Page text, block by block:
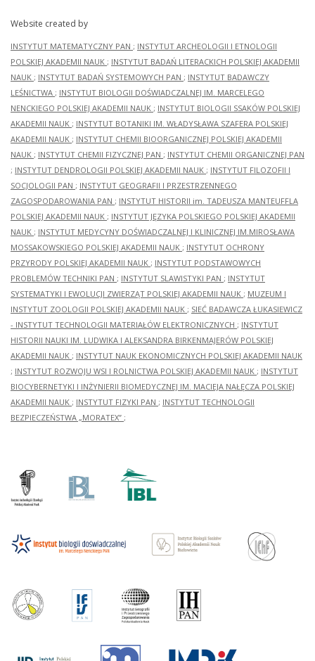
Website created by
INSTYTUT MATEMATYCZNY PAN ; INSTYTUT ARCHEOLOGII I ETNOLOGII
POLSKIEJ AKADEMII NAUK ; INSTYTUT BADAŃ LITERACKICH POLSKIEJ AKADEMII
NAUK ; INSTYTUT BADAŃ SYSTEMOWYCH PAN ; INSTYTUT BADAWCZY
LEŚNICTWA ; INSTYTUT BIOLOGII DOŚWIADCZALNEJ IM. MARCELEGO
NENCKIEGO POLSKIEJ AKADEMII NAUK ; INSTYTUT BIOLOGII SSAKÓW POLSKIEJ
AKADEMII NAUK ; INSTYTUT BOTANIKI IM. WŁADYSŁAWA SZAFERA POLSKIEJ
AKADEMII NAUK ; INSTYTUT CHEMII BIOORGANICZNEJ POLSKIEJ AKADEMII
NAUK ; INSTYTUT CHEMII FIZYCZNEJ PAN ; INSTYTUT CHEMII ORGANICZNEJ PAN
; INSTYTUT DENDROLOGII POLSKIEJ AKADEMII NAUK ; INSTYTUT FILOZOFII I
SOCJOLOGII PAN ; INSTYTUT GEOGRAFII I PRZESTRZENNEGO
ZAGOSPODAROWANIA PAN ; INSTYTUT HISTORII im. TADEUSZA MANTEUFFLA
POLSKIEJ AKADEMII NAUK ; INSTYTUT JĘZYKA POLSKIEGO POLSKIEJ AKADEMII
NAUK ; INSTYTUT MEDYCYNY DOŚWIADCZALNEJ I KLINICZNEJ IM.MIROSŁAWA
MOSSAKOWSKIEGO POLSKIEJ AKADEMII NAUK ; INSTYTUT OCHRONY
PRZYRODY POLSKIEJ AKADEMII NAUK ; INSTYTUT PODSTAWOWYCH
PROBLEMÓW TECHNIKI PAN ; INSTYTUT SLAWISTYKI PAN ; INSTYTUT
SYSTEMATYKI I EWOLUCJI ZWIERZĄT POLSKIEJ AKADEMII NAUK ; MUZEUM I
INSTYTUT ZOOLOGII POLSKIEJ AKADEMII NAUK ; SIEĆ BADAWCZA ŁUKASIEWICZ
- INSTYTUT TECHNOLOGII MATERIAŁÓW ELEKTRONICZNYCH ; INSTYTUT
HISTORII NAUKI IM. LUDWIKA I ALEKSANDRA BIRKENMAJERÓW POLSKIEJ
AKADEMII NAUK ; INSTYTUT NAUK EKONOMICZNYCH POLSKIEJ AKADEMII NAUK
; INSTYTUT ROZWOJU WSI I ROLNICTWA POLSKIEJ AKADEMII NAUK ; INSTYTUT
BIOCYBERNETYKI I INŻYNIERII BIOMEDYCZNEJ IM. MACIEJA NAŁĘCZA POLSKIEJ
AKADEMII NAUK ; INSTYTUT FIZYKI PAN ; INSTYTUT TECHNOLOGII
BEZPIECZEŃSTWA „MORATEX” ;